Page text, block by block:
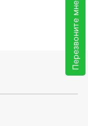
Перезвоните мне